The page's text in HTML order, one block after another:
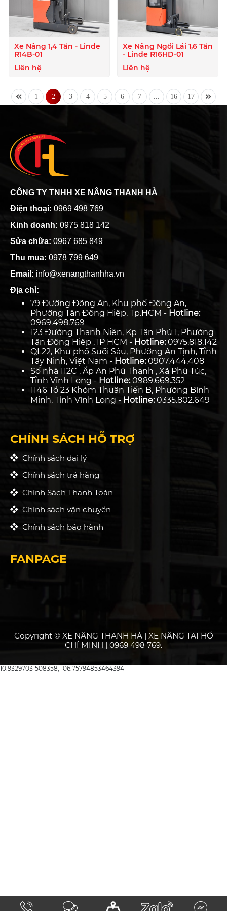
Xe Nâng 1,4 Tấn - Linde
R14B-01
Liên hệ
Xe Nâng Ngồi Lái 1,6 Tấn
- Linde R16HD-01
Liên hệ
1 2 3 4 5 6 7 16 17
CÔNG TY TNHH XE NÂNG THANH HÀ
Điện thoại: 0969 498 769
Kinh doanh: 0975 818 142
Sửa chữa: 0967 685 849
Thu mua: 0978 799 649
Email: info@xenangthanhha.vn
Địa chỉ:
79 Đường Đông An, Khu phố Đông An,
Phường Tân Đông Hiệp, Tp.HCM - Hotline:
0969.498.769
123 Đường Thanh Niên, Kp Tân Phú 1, Phường
Tân Đông Hiệp ,TP HCM - Hotline:0975.818.142
QL22, Khu phố Suối Sâu, Phường An Tịnh, Tỉnh
Tây Ninh, Việt Nam - Hotline:0907.444.408
Số nhà 112C , Ấp An Phú Thạnh , Xã Phú Túc,
Tỉnh Vĩnh Long - Hotline:0989.669.352
1146 Tổ 23 Khóm Thuận Tiến B, Phường Bình
Minh, Tỉnh Vĩnh Long - Hotline:0335.802.649
CHÍNH SÁCH HỖ TRỢ
Chính sách đại lý
Chính sách trả hàng
Chính Sách Thanh Toán
Chính sách vận chuyển
Chính sách bảo hành
FANPAGE
Copyright © XE NÂNG THANH HÀ | XE NÂNG TẠI HỒ
CHÍ MINH | 0969 498 769.
10.93297031508358, 106.75794853464394